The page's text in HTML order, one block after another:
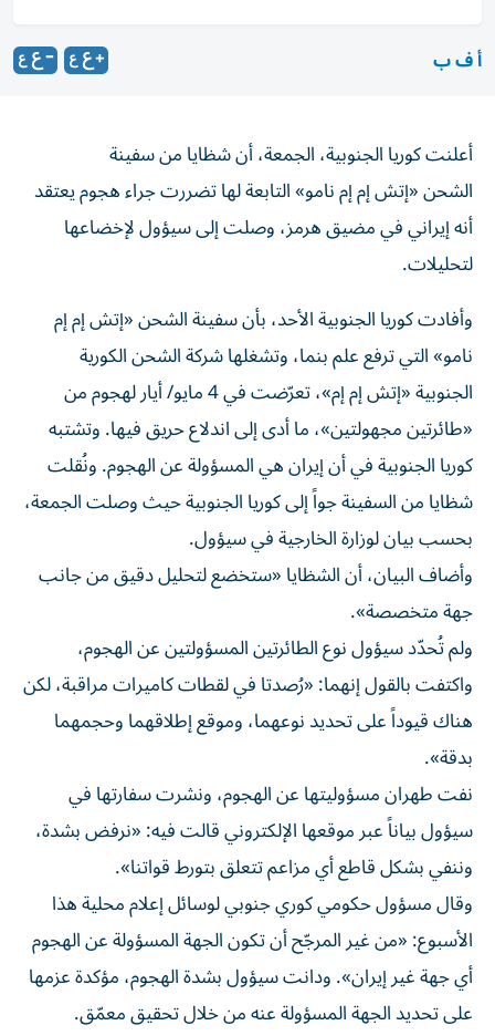
أ ف ب
أعلنت كوريا الجنوبية، الجمعة، أن شظايا من سفينة
الشحن«إتش إم إم نامو»التابعة لها تضررت جراء هجوم يعتقد
أنه إيراني فيمضيق هرمز، وصلت إلى سيؤول لإخضاعها
لتحليلات.
وأفادت كوريا الجنوبية الأحد، بأن سفينة الشحن «إتش إم إم
نامو» التي ترفع علم بنما، وتشغلها شركة الشحن الكورية
الجنوبية «إتش إم إم»، تعرّضت في 4 مايو/ أيار لهجوم من
«طائرتين مجهولتين»، ما أدى إلى اندلاع حريق فيها. وتشتبه
كوريا الجنوبية في أن إيران هي المسؤولة عن الهجوم. ونُقلت
شظايا من السفينة جواً إلى كوريا الجنوبية حيث وصلت الجمعة،
بحسب بيان لوزارة الخارجية في سيؤول.
وأضاف البيان، أن الشظايا «ستخضع لتحليل دقيق من جانب
جهة متخصصة».
ولم تُحدّد سيؤول نوع الطائرتين المسؤولتين عن الهجوم،
واكتفت بالقول إنهما: «رُصدتا في لقطات كاميرات مراقبة، لكن
هناك قيوداً على تحديد نوعهما، وموقع إطلاقهما وحجمهما
بدقة».
نفت طهران مسؤوليتها عن الهجوم، ونشرت سفارتها في
سيؤول بياناً عبر موقعها الإلكتروني قالت فيه: «نرفض بشدة،
وننفي بشكل قاطع أي مزاعم تتعلق بتورط قواتنا».
وقال مسؤول حكومي كوري جنوبي لوسائل إعلام محلية هذا
الأسبوع: «من غير المرجّح أن تكون الجهة المسؤولة عن الهجوم
أي جهة غير إيران». ودانت سيؤول بشدة الهجوم، مؤكدة عزمها
على تحديد الجهة المسؤولة عنه من خلال تحقيق معمّق.